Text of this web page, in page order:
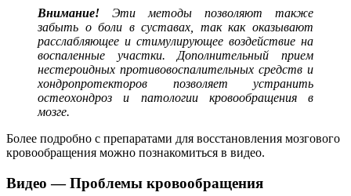
Внимание! Эти методы позволяют также
забыть о боли в суставах, так как оказывают
расслабляющее и стимулирующее воздействие на
воспаленные участки. Дополнительный прием
нестероидных противовоспалительных средств и
хондропротекторов позволяет устранить
остеохондроз и патологии кровообращения в
мозге.
Более подробно с препаратами для восстановления мозгового
кровообращения можно познакомиться в видео.
Видео — Проблемы кровообращения